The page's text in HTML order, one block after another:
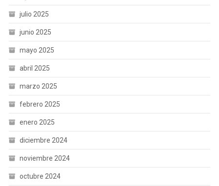
julio 2025
junio 2025
mayo 2025
abril 2025
marzo 2025
febrero 2025
enero 2025
diciembre 2024
noviembre 2024
octubre 2024